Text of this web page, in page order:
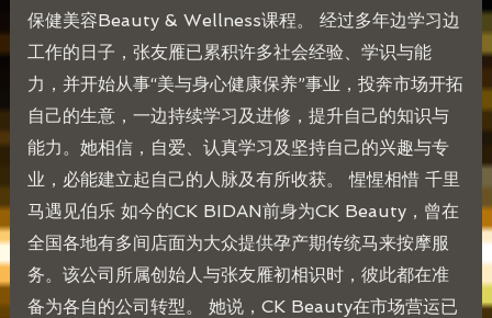
保健美容Beauty & Wellness课程。 经过多年边学习边
工作的日子，张友雁已累积许多社会经验、学识与能
力，并开始从事“美与身心健康保养”事业，投奔市场开拓
自己的生意，一边持续学习及进修，提升自己的知识与
能力。她相信，自爱、认真学习及坚持自己的兴趣与专
业，必能建立起自己的人脉及有所收获。 惺惺相惜 千里
马遇见伯乐 如今的CK BIDAN前身为CK Beauty，曾在
全国各地有多间店面为大众提供孕产期传统马来按摩服
务。该公司所属创始人与张友雁初相识时，彼此都在准
备为各自的公司转型。 她说，CK Beauty在市场营运已